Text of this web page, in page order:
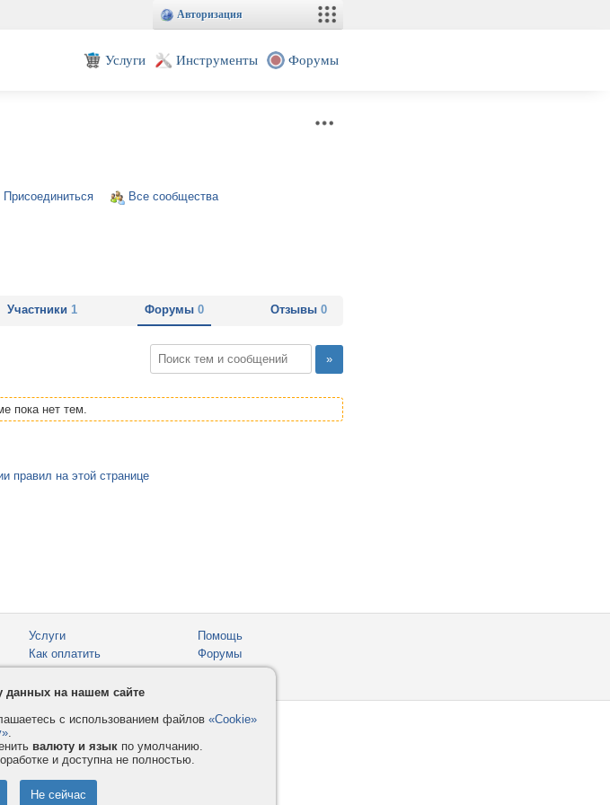
Авторизация
Услуги Инструменты Форумы
Присоединиться Все сообщества
Участники1 Форумы 0 Отзывы 0
пока нет тем.
правил на этой странице
Услуги
Как оплатить
Помощь
Форумы
данных на нашем сайте
с использованием файлов «Cookie»
.
валюту и язык по умолчанию.
и доступна не полностью.